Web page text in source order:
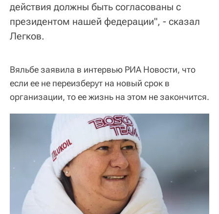
действия должны быть согласованы с
президентом нашей федерации", - сказал
Легков.
Вяльбе заявила в интервью РИА Новости, что
если ее не переизберут на новый срок в
организации, то ее жизнь на этом не закончится.